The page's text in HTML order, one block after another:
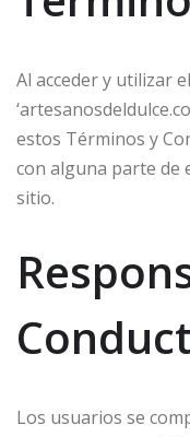
Al acceder y utilizar
estos Términos y
con alguna parte de
sitio.
Los usuarios se